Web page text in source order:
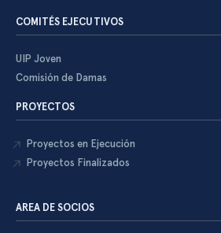
COMITÉS EJECUTIVOS
UIP Joven
Comisión de Damas
PROYECTOS
Proyectos en Ejecución
Proyectos Finalizados
AREA DE SOCIOS